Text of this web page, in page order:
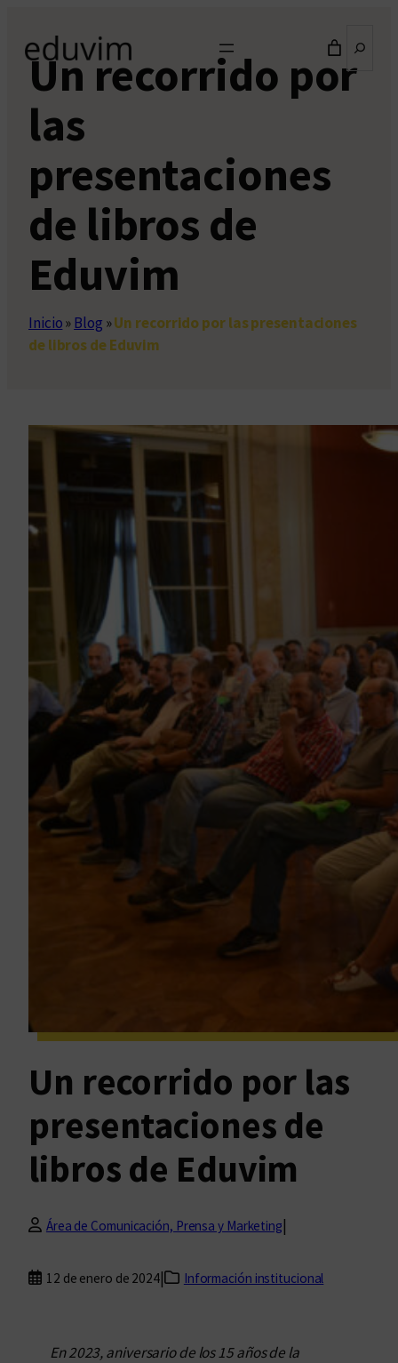
contenido
Un recorrido por
las
presentaciones
de libros de
Eduvim
Inicio» Blog »Un recorrido por las presentaciones
de libros de Eduvim
Un recorrido por las
presentaciones de
libros de Eduvim
Área de Comunicación, Prensa y Marketing|
12 de enero de 2024| Información institucional
En 2023, aniversario de los 15 años de la